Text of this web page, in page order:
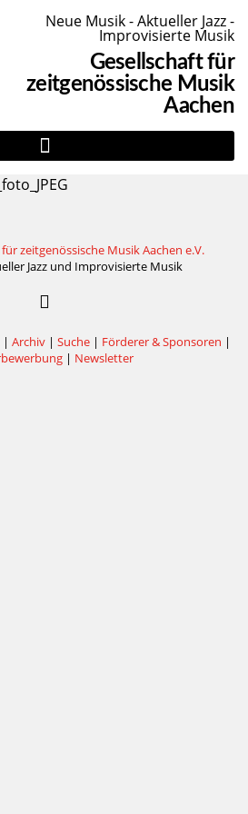
Neue Musik - Aktueller Jazz -
Improvisierte Musik
Gesellschaft für
zeitgenössische Musik
Aachen
zeitgenössische Musik Aachen e.V.
Jazz und Improvisierte Musik
| Archiv | Suche | Förderer & Sponsoren |
| Newsletter